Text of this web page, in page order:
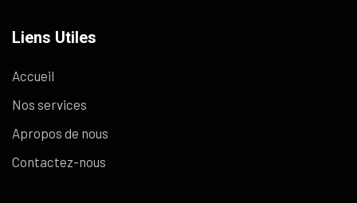
Liens Utiles
Accueil
Nos services
Apropos de nous
Contactez-nous